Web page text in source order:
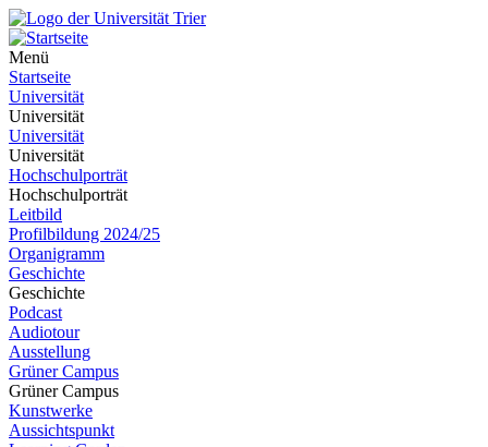
Menü
Startseite
Universität
Universität
Universität
Universität
Hochschulporträt
Hochschulporträt
Leitbild
Profilbildung 2024/25
Organigramm
Geschichte
Geschichte
Podcast
Audiotour
Ausstellung
Grüner Campus
Grüner Campus
Kunstwerke
Aussichtspunkt